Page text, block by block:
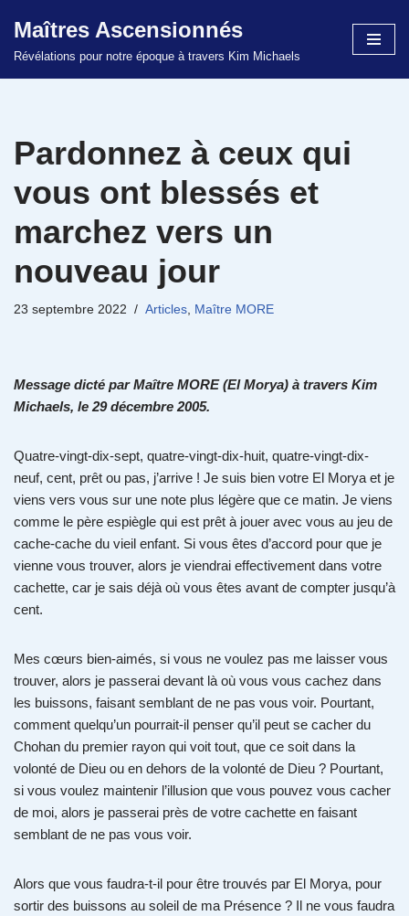
Aller
Maîtres Ascensionnés
Révélations pour notre époque à travers Kim Michaels
Pardonnez à ceux qui
vous ont blessés et
marchez vers un
nouveau jour
23 septembre 2022 Articles, Maître MORE
Message dicté par Maître MORE (El Morya) à travers Kim
Michaels, le 29 décembre 2005.
Quatre-vingt-dix-sept, quatre-vingt-dix-huit, quatre-vingt-dix-
neuf, cent, prêt ou pas, j’arrive ! Je suis bien votre El Morya et je
viens vers vous sur une note plus légère que ce matin. Je viens
comme le père espiègle qui est prêt à jouer avec vous au jeu de
cache-cache du vieil enfant. Si vous êtes d’accord pour que je
vienne vous trouver, alors je viendrai effectivement dans votre
cachette, car je sais déjà où vous êtes avant de compter jusqu’à
cent.
Mes cœurs bien-aimés, si vous ne voulez pas me laisser vous
trouver, alors je passerai devant là où vous vous cachez dans
les buissons, faisant semblant de ne pas vous voir. Pourtant,
comment quelqu’un pourrait-il penser qu’il peut se cacher du
Chohan du premier rayon qui voit tout, que ce soit dans la
volonté de Dieu ou en dehors de la volonté de Dieu ? Pourtant,
si vous voulez maintenir l’illusion que vous pouvez vous cacher
de moi, alors je passerai près de votre cachette en faisant
semblant de ne pas vous voir.
Alors que vous faudra-t-il pour être trouvés par El Morya, pour
sortir des buissons au soleil de ma Présence ? Il ne vous faudra